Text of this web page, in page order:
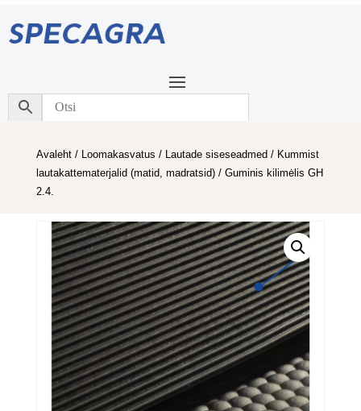
Avaleht/ Loomakasvatus / Lautade siseseadmed / Kummist
lautakattematerjalid (matid, madratsid)/ Guminis kilimėlis GH
2.4.